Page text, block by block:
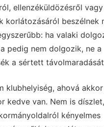
ellenzéküldözésről vagy
korlátozásáról beszélnek
ha valaki
pedig nem dolgozik, ne a
a sértett
klubhelyiség, ahová
kedve van. Nem is díszlet,
kényelmes